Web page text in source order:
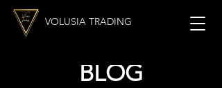
VOLUSIA TRADING
BLOG